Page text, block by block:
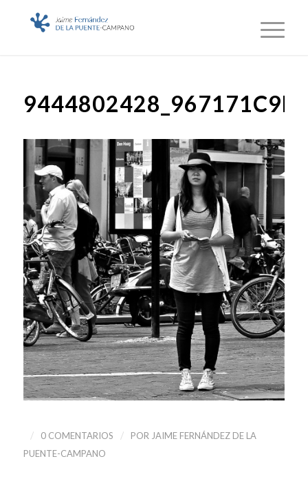
/ 0 COMENTARIOS / POR JAIME FERNÁNDEZ DE LA
PUENTE-CAMPANO